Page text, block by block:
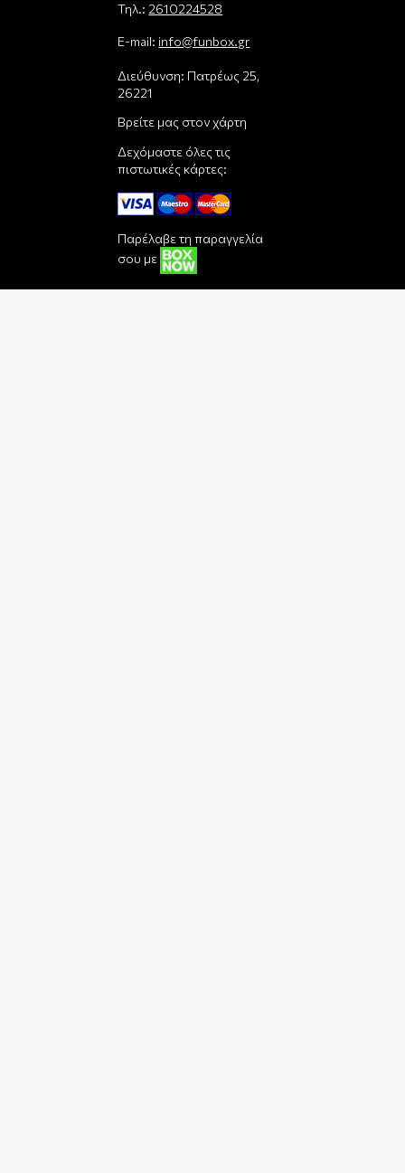
Τηλ.: 2610224528
E-mail: info@funbox.gr
Διεύθυνση: Πατρέως 25,
26221
Βρείτε μας στον χάρτη
Δεχόμαστε όλες τις
πιστωτικές κάρτες:
Παρέλαβε τη παραγγελία
σου με